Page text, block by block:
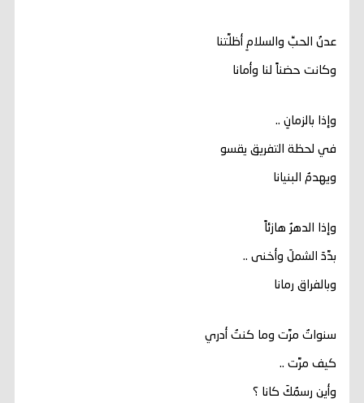
عدنُ الحبِّ والسلامِ أظلَّتنا
وكانت حضناً لنا وأمانا
وإذا بالزمانِ ..
في لحظة التفريق يقسو
ويهدمُ البنيانا
وإذا الدهرُ هازئاً
بدَّدَ الشملَ وأخنى ..
وبالفراق رمانا
سنواتٌ مرَّت وما كنتُ أدري
كيف مرَّت ..
وأين رسمُكَ كانا ؟